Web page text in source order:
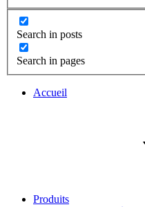
Search in posts
Search in pages
Accueil
Produits